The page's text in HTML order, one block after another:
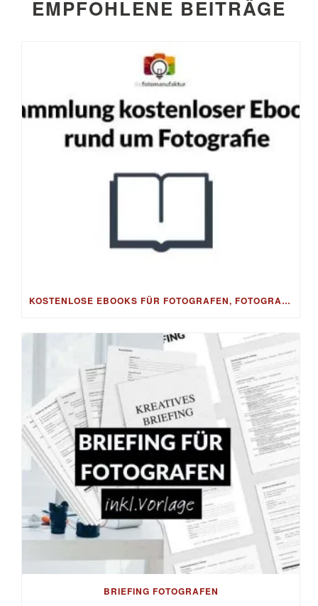
EMPFOHLENE BEITRÄGE
KOSTENLOSE EBOOKS FÜR FOTOGRAFEN, FOTOGRAFIE, BESSERE FOTOS & BILDBEARBEITUNG, FOTO-TIPPS & FOTO-BUSINESS – GRATIS ALS DOWNLOAD
BRIEFING FOTOGRAFEN